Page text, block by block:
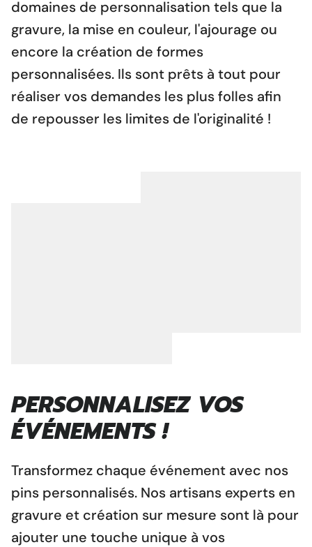
domaines de personnalisation tels que la
gravure, la mise en couleur, l'ajourage ou
encore la création de formes
personnalisées. Ils sont prêts à tout pour
réaliser vos demandes les plus folles afin
de repousser les limites de l'originalité !
PERSONNALISEZ VOS
ÉVÉNEMENTS !
Transformez chaque événement avec nos
pins personnalisés. Nos artisans experts en
gravure et création sur mesure sont là pour
ajouter une touche unique à vos